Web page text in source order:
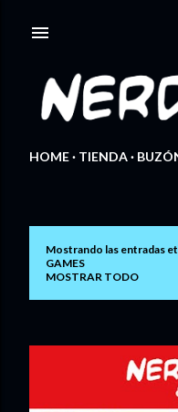
HOME TIENDA
n
Mostrando las entradas
GAMES
MOSTRAR TODO